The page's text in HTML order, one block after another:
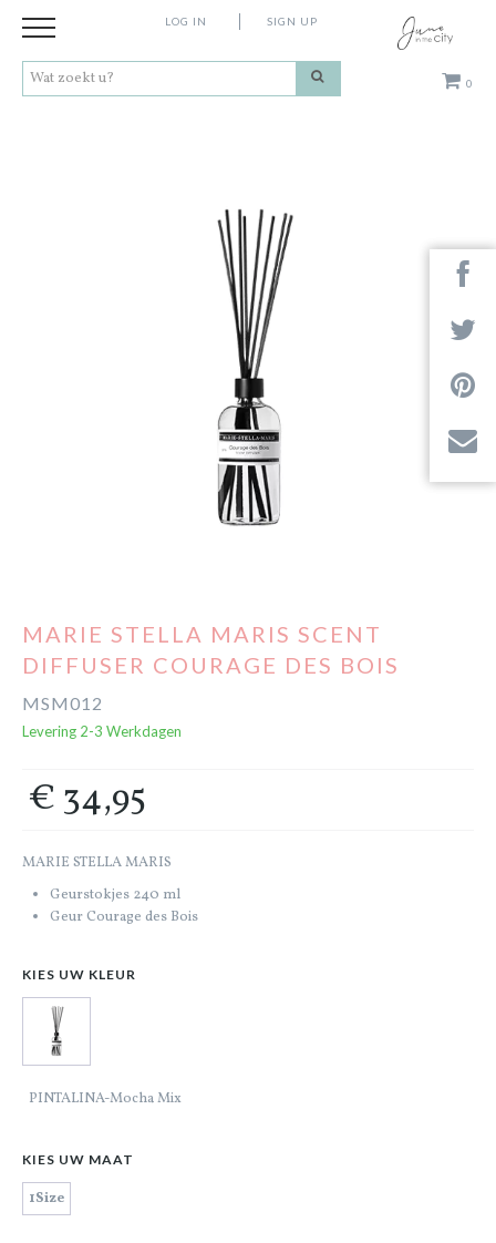
0
LOG IN SIGN UP
MARIE STELLA MARIS SCENT
DIFFUSER COURAGE DES BOIS
MSM012
Levering 2-3 Werkdagen
€ 34,95
MARIE STELLA MARIS
Geurstokjes 240 ml
Geur Courage des Bois
KIES UW KLEUR
PINTALINA-Mocha Mix
KIES UW MAAT
1Size